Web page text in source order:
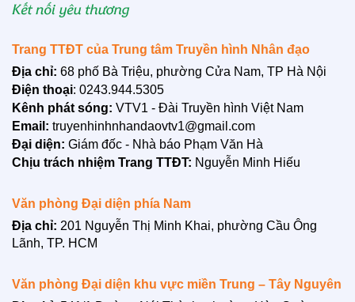
LIÊN HỆ
Trang TTĐT của Trung tâm Truyền hình Nhân đạo
Địa chỉ: 68 phố Bà Triệu, phường Cửa Nam, TP Hà Nội
Điện thoại: 0243.944.5305
Kênh phát sóng: VTV1 - Đài Truyền hình Việt Nam
Email: truyenhinhnhandaovtv1@gmail.com
Đại diện: Giám đốc - Nhà báo Phạm Văn Hà
Chịu trách nhiệm Trang TTĐT: Nguyễn Minh Hiếu
Văn phòng Đại diện phía Nam
Địa chỉ: 201 Nguyễn Thị Minh Khai, phường Cầu Ông
Lãnh, TP. HCM
Văn phòng Đại diện khu vực miền Trung – Tây Nguyên